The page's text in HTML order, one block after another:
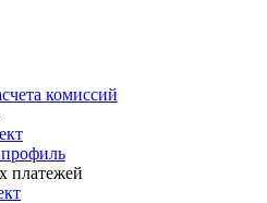
комиссий
платежей